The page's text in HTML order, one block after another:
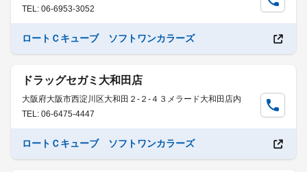
TEL: 06-6953-3052
ロートＣキューブ ソフトワンカラーズ
ドラッグセガミ大和田店
大阪府大阪市西淀川区大和田２-２-４３メラード大和田店内
TEL: 06-6475-4447
ロートＣキューブ ソフトワンカラーズ